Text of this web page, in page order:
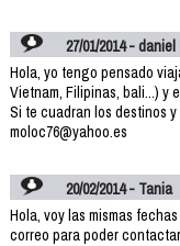
27/01/2014 - daniel
Hola, yo tengo pensado
Vietnam, Filipinas, bali...) y
Si te cuadran los destinos
moloc76@yahoo.es
20/02/2014 - Tania
Hola, voy las mismas
correo para poder contactar